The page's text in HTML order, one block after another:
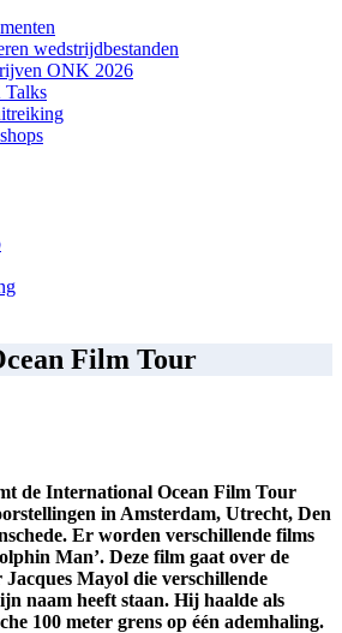
wedstrijdbestanden
ONK 2026
Film Tour
de International Ocean Film Tour
in Amsterdam, Utrecht, Den
Er worden verschillende films
Man’. Deze film gaat over de
Mayol die verschillende
naam heeft staan. Hij haalde als
100 meter grens op één ademhaling.